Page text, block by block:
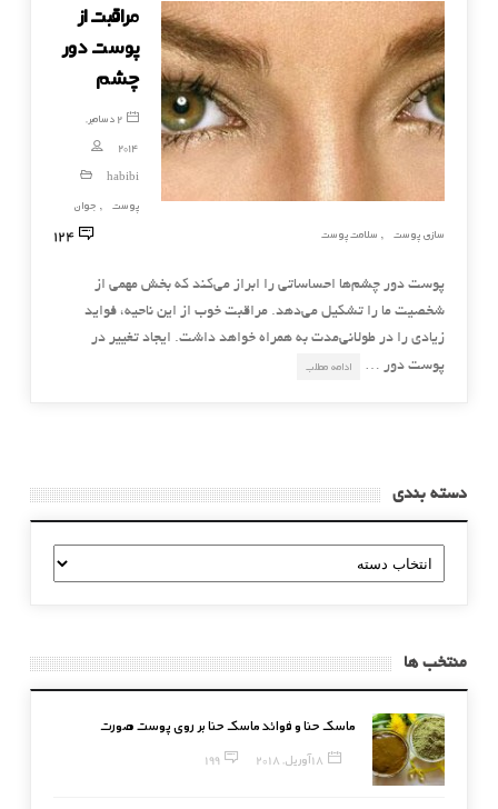
مراقبت از
پوست دور
چشم
2 دسامبر,
2014
habibi
پوست
, جوان
سازی پوست
, سلامت پوست 124
پوست دور چشم‌ها احساساتی را ابراز می‌کند که بخش مهمی از
شخصیت ما را تشکیل می‌دهد. مراقبت خوب از این ناحیه، فواید
زیادی را در طولانی‌مدت به همراه خواهد داشت. ایجاد تغییر در
پوست دور …
ادامه مطلب
دسته بندی
دسته
بندی
منتخب ها
ماسک حنا و فوائد ماسک حنا بر روی پوست صورت
18 آوریل, 2018 199